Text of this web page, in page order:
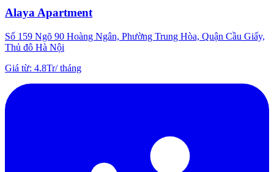
Alaya Apartment
Số 159 Ngõ 90 Hoàng Ngân, Phường Trung Hòa, Quận Cầu Giấy,
Thủ đô Hà Nội
Giá từ: 4.8Tr/tháng